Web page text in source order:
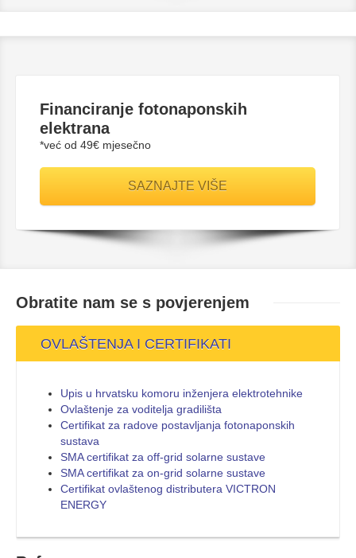
Financiranje fotonaponskih
elektrana
*već od 49€ mjesečno
SAZNAJTE VIŠE
Obratite nam se s povjerenjem
OVLAŠTENJA I CERTIFIKATI
Upis u hrvatsku komoru inženjera elektrotehnike
Ovlaštenje za voditelja gradilišta
Certifikat za radove postavljanja fotonaponskih
sustava
SMA certifikat za off-grid solarne sustave
SMA certifikat za on-grid solarne sustave
Certifikat ovlaštenog distributera VICTRON
ENERGY